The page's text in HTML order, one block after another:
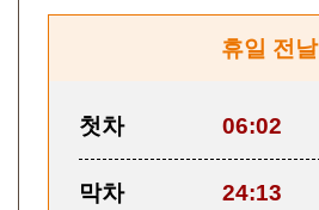
휴일 전날
첫차 06:02
막차 24:13